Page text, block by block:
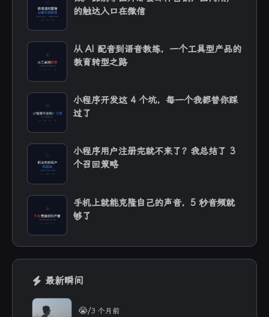
的触达入口在微信
从 AI 配音到语音教练，一个工具型产品的
教育转型之路
小程序开发这 4 个坑，每一个我都替你踩
过了
小程序用户注册完就不来了？我总结了 3
个召回策略
手机上就能克隆自己的声音，5 秒音频就
够了
最新瞬间
😭/3 个月前